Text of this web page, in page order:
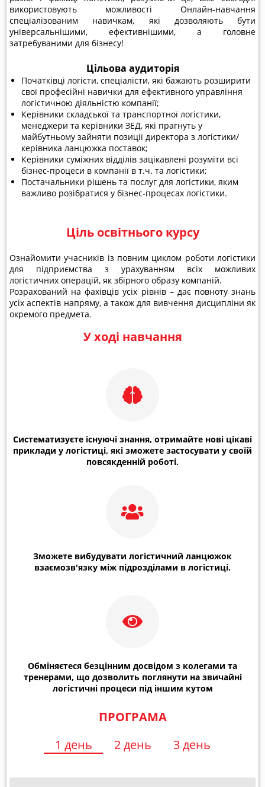
використовують можливості Онлайн-навчання
спеціалізованим навичкам, які дозволяють бути
універсальнішими, ефективнішими, а головне
затребуваними для бізнесу!
Цільова аудиторія
Початківці логісти, спеціалісти, які бажають розширити
свої професійні навички для ефективного управління
логістичною діяльністю компанії;
Керівники складської та транспортної логістики,
менеджери та керівники ЗЕД, які прагнуть у
майбутньому зайняти позиції директора з логістики/
керівника ланцюжка поставок;
Керівники суміжних відділів зацікавлені розуміти всі
бізнес-процеси в компанії в т.ч. та логістики;
Постачальники рішень та послуг для логістики, яким
важливо розібратися у бізнес-процесах логістики.
Ціль освітнього курсу
Ознайомити учасників із повним циклом роботи логістики
для підприємства з урахуванням всіх можливих
логістичних операцій, як збірного образу компаній.
Розрахований на фахівців усіх рівнів – дає повноту знань
усіх аспектів напряму, а також для вивчення дисципліни як
окремого предмета.
У ході навчання
Систематизуєте існуючі знання, отримайте нові цікаві
приклади у логістиці, які зможете застосувати у своїй
повсякденній роботі.
Зможете вибудувати логістичний ланцюжок
взаємозв'язку між підрозділами в логістиці.
Обміняєтеся безцінним досвідом з колегами та
тренерами, що дозволить поглянути на звичайні
логістичні процеси під іншим кутом
ПРОГРАМА
1 день
2 день 3 день